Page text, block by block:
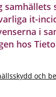
samhällets
it-
i
hos
och